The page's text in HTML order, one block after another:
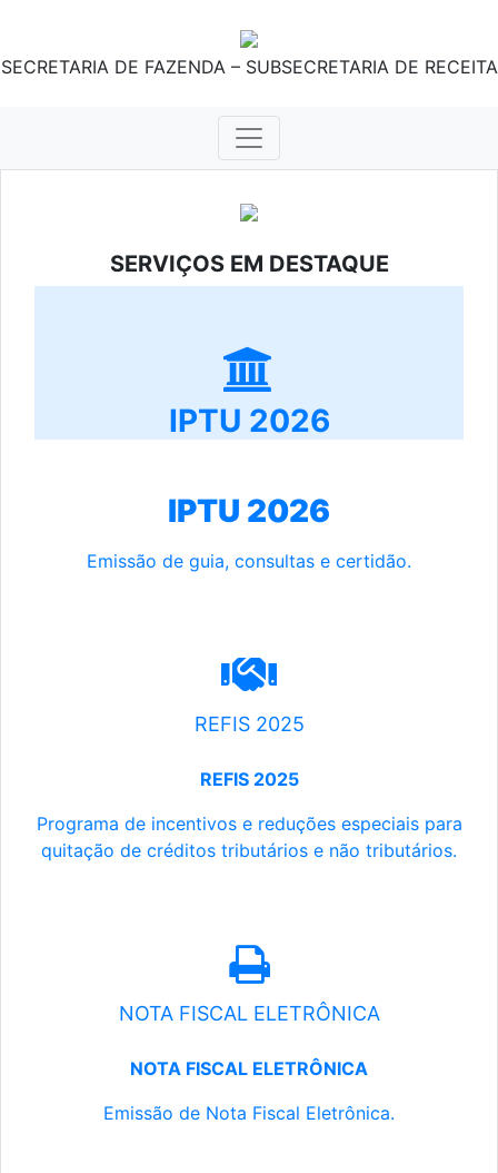
SECRETARIA DE FAZENDA – SUBSECRETARIA DE RECEITA
SERVIÇOS EM DESTAQUE
IPTU 2026
IPTU 2026
Emissão de guia, consultas e certidão.
REFIS 2025
REFIS 2025
Programa de incentivos e reduções especiais para
quitação de créditos tributários e não tributários.
NOTA FISCAL ELETRÔNICA
NOTA FISCAL ELETRÔNICA
Emissão de Nota Fiscal Eletrônica.